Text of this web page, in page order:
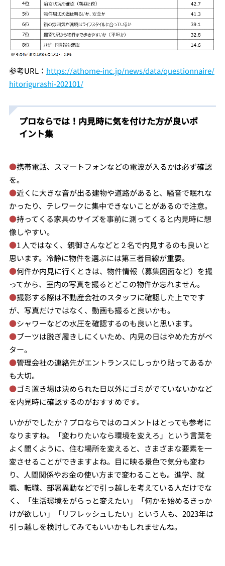
参考URL： https://athome-inc.jp/news/data/questionnaire/
hitorigurashi-202101/
プロならでは！内見時に気を付けた方が良いポ
イント集
●携帯電話、スマートフォンなどの電波が入るかは必ず確認
を。
●近くに大きな音が出る建物や道路があると、騒音で眠れな
かったり、テレワークに集中できないことがあるので注意。
●持ってくる家具のサイズを事前に測ってくると内見時に想
像しやすい。
●1 人ではなく、親御さんなどと 2 名で内見するのも良いと
思います。冷静に物件を選ぶには第三者目線が重要。
●何件か内見に行くときは、物件情報（募集図面など）を撮
ってから、室内の写真を撮るとどこの物件か忘れません。
●撮影する際は不動産会社のスタッフに確認した上でです
が、写真だけではなく、動画も撮ると良いかも。
●シャワーなどの水圧を確認するのも良いと思います。
●ブーツは脱ぎ履きしにくいため、内見の日はやめた方がベ
ター。
●管理会社の連絡先がエントランスにしっかり貼ってあるか
も大切。
●ゴミ置き場は決められた日以外にゴミがでていないかなど
を内見時に確認するのがおすすめです。
いかがでしたか？プロならではのコメントはとっても参考に
なりますね。「変わりたいなら環境を変えろ」という言葉を
よく聞くように、住む場所を変えると、さまざまな要素を一
変させることができますよね。目に映る景色で気分も変わ
り、人間関係やお金の使い方まで変わることも。進学、就
職、転職、部署異動などで引っ越しを考えている人だけでな
く、「生活環境をがらっと変えたい」「何かを始めるきっか
けが欲しい」「リフレッシュしたい」という人も、2023年は
引っ越しを検討してみてもいいかもしれませんね。